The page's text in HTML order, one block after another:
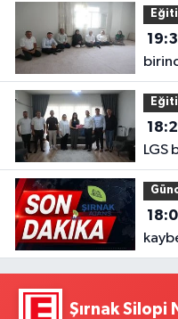
LGS
Şırnak Silopi